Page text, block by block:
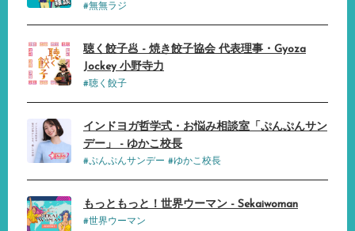
#無無ラジ
聴く餃子🥟 - 焼き餃子協会 代表理事・Gyoza
Jockey 小野寺力
#聴く餃子
インドヨガ哲学式・お悩み相談室「ぷんぷんサン
デー」 - ゆかこ校長
#ぷんぷんサンデー #ゆかこ校長
もっともっと！世界ウーマン - Sekaiwoman
#世界ウーマン